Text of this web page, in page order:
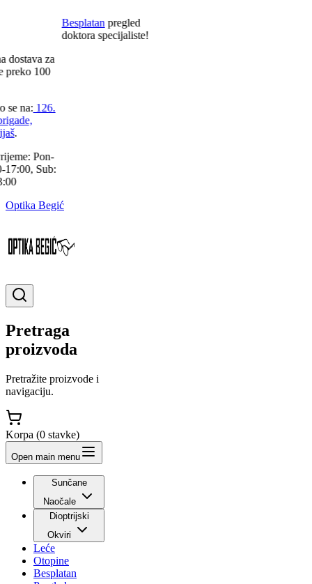
Besplatan pregled
doktora specijaliste!
dostava za
100
na: 126.
.
Pon-
Sub:
Optika Begić
Pretraga
proizvoda
Pretražite proizvode i
navigaciju.
Korpa (0 stavke)
Open main menu
Sunčane
Naočale
Dioptrijski
Okviri
Leće
Otopine
Besplatan